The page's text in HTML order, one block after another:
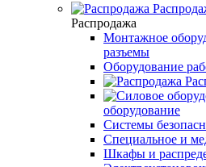
Распродажа
Монтажное
разъемы
Оборудование
оборудование
Системы
Специальное и
Шкафы и